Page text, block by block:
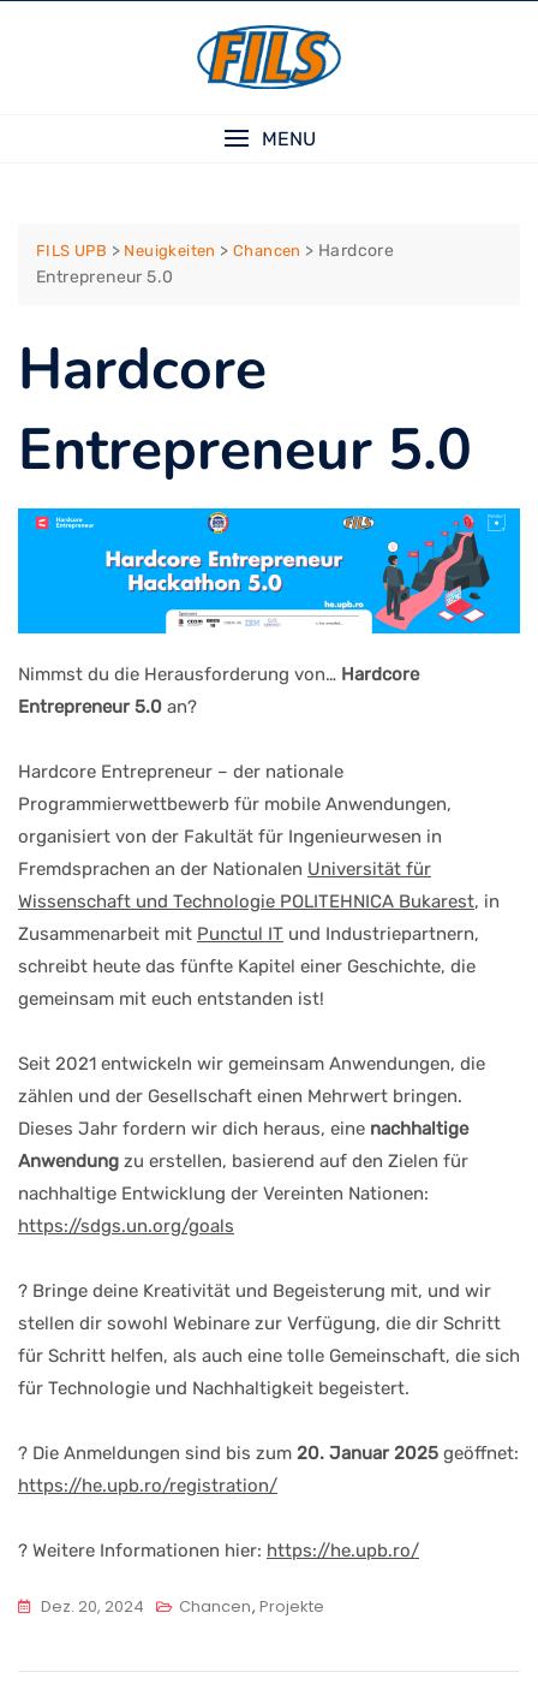
MENU
FILS UPB > Neuigkeiten >Chancen > Hardcore
Entrepreneur 5.0
Hardcore
Entrepreneur 5.0
Nimmst du die Herausforderung von… Hardcore
Entrepreneur 5.0 an?
Hardcore Entrepreneur – der nationale
Programmierwettbewerb für mobile Anwendungen,
organisiert von der Fakultät für Ingenieurwesen in
Fremdsprachen an der Nationalen Universität für
Wissenschaft und Technologie POLITEHNICA Bukarest, in
Zusammenarbeit mit Punctul IT und Industriepartnern,
schreibt heute das fünfte Kapitel einer Geschichte, die
gemeinsam mit euch entstanden ist!
Seit 2021 entwickeln wir gemeinsam Anwendungen, die
zählen und der Gesellschaft einen Mehrwert bringen.
Dieses Jahr fordern wir dich heraus, eine nachhaltige
Anwendung zu erstellen, basierend auf den Zielen für
nachhaltige Entwicklung der Vereinten Nationen:
https://sdgs.un.org/goals
? Bringe deine Kreativität und Begeisterung mit, und wir
stellen dir sowohl Webinare zur Verfügung, die dir Schritt
für Schritt helfen, als auch eine tolle Gemeinschaft, die sich
für Technologie und Nachhaltigkeit begeistert.
?️ Die Anmeldungen sind bis zum 20. Januar 2025 geöffnet:
https://he.upb.ro/registration/
? Weitere Informationen hier: https://he.upb.ro/
Dez. 20, 2024 Chancen, Projekte